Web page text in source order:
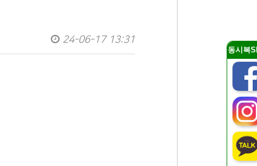
24-06-17 13:31
동시복